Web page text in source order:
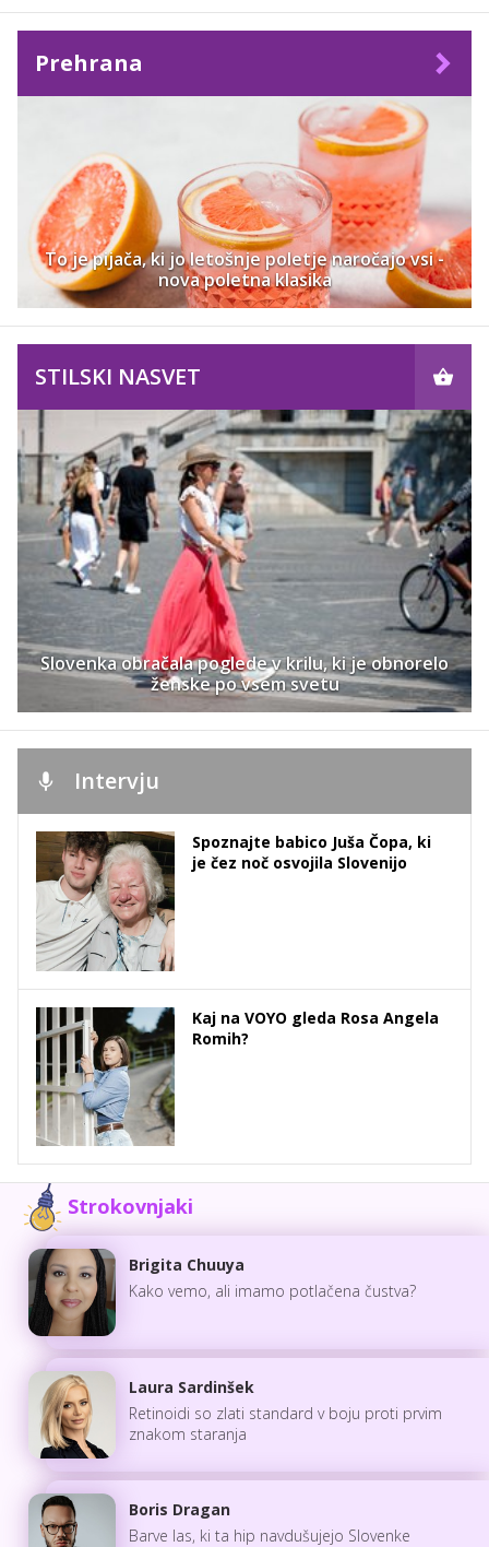
Prehrana
To je pijača, ki jo letošnje poletje naročajo vsi -
nova poletna klasika
STILSKI NASVET
Slovenka obračala poglede v krilu, ki je obnorelo
ženske po vsem svetu
Intervju
Spoznajte babico Juša Čopa, ki
je čez noč osvojila Slovenijo
Kaj na VOYO gleda Rosa Angela
Romih?
Strokovnjaki
Brigita Chuuya
Kako vemo, ali imamo potlačena čustva?
Laura Sardinšek
Retinoidi so zlati standard v boju proti prvim
znakom staranja
Boris Dragan
Barve las, ki ta hip navdušujejo Slovenke